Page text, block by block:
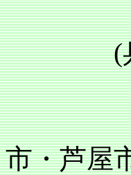
(兵
神戸市
市・芦屋